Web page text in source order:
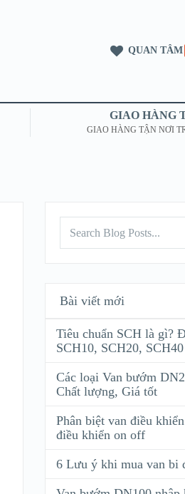
QUAN TÂM
GIAO HÀNG
GIAO HÀNG TẬN NƠI
Bài viết mới
Tiêu chuẩn SCH là gì?
SCH10, SCH20, SCH40
Các loại Van bướm
Chất lượng, Giá tốt
Phân biệt van điều
điều khiển on off
6 Lưu ý khi mua van bi